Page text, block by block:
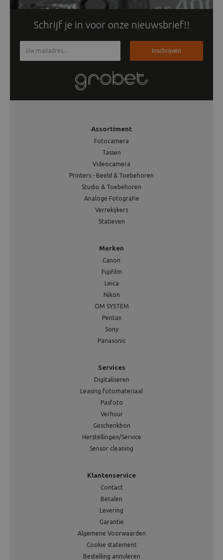
Schrijf je in voor onze nieuwsbrief!!
Inschrijven
Assortiment
Fotocamera
Tassen
Videocamera
Printers - Beeld & Toebehoren
Studio & Toebehoren
Analoge Fotografie
Verrekijkers
Statieven
Merken
Canon
Fujifilm
Leica
Nikon
OM SYSTEM
Pentax
Sony
Panasonic
Services
Digitaliseren
Leasing fotomateriaal
Pasfoto
Verhuur
Geschenkbon
Herstellingen/Service
Sensor cleaning
Klantenservice
Contact
Betalen
Levering
Garantie
Algemene Voorwaarden
Cookie statement
Bestelling annuleren